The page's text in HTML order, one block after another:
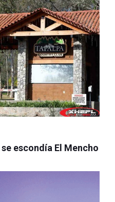
escondía El Mencho